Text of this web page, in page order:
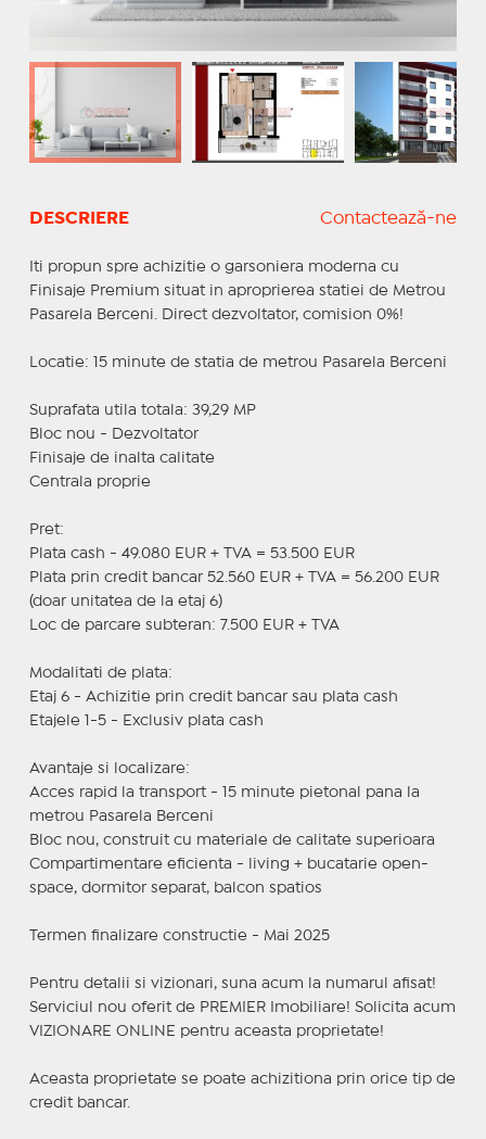
DESCRIERE Contactează-ne
Iti propun spre achizitie o garsoniera moderna cu
Finisaje Premium situat in aproprierea statiei de Metrou
Pasarela Berceni. Direct dezvoltator, comision 0%!
Locatie: 15 minute de statia de metrou Pasarela Berceni
Suprafata utila totala: 39,29 MP
Bloc nou - Dezvoltator
Finisaje de inalta calitate
Centrala proprie
Pret:
Plata cash - 49.080 EUR + TVA = 53.500 EUR
Plata prin credit bancar 52.560 EUR + TVA = 56.200 EUR
(doar unitatea de la etaj 6)
Loc de parcare subteran: 7.500 EUR + TVA
Modalitati de plata:
Etaj 6 - Achizitie prin credit bancar sau plata cash
Etajele 1-5 - Exclusiv plata cash
Avantaje si localizare:
Acces rapid la transport - 15 minute pietonal pana la
metrou Pasarela Berceni
Bloc nou, construit cu materiale de calitate superioara
Compartimentare eficienta - living + bucatarie open-
space, dormitor separat, balcon spatios
Termen finalizare constructie - Mai 2025
Pentru detalii si vizionari, suna acum la numarul afisat!
Serviciul nou oferit de PREMIER Imobiliare! Solicita acum
VIZIONARE ONLINE pentru aceasta proprietate!
Aceasta proprietate se poate achizitiona prin orice tip de
credit bancar.